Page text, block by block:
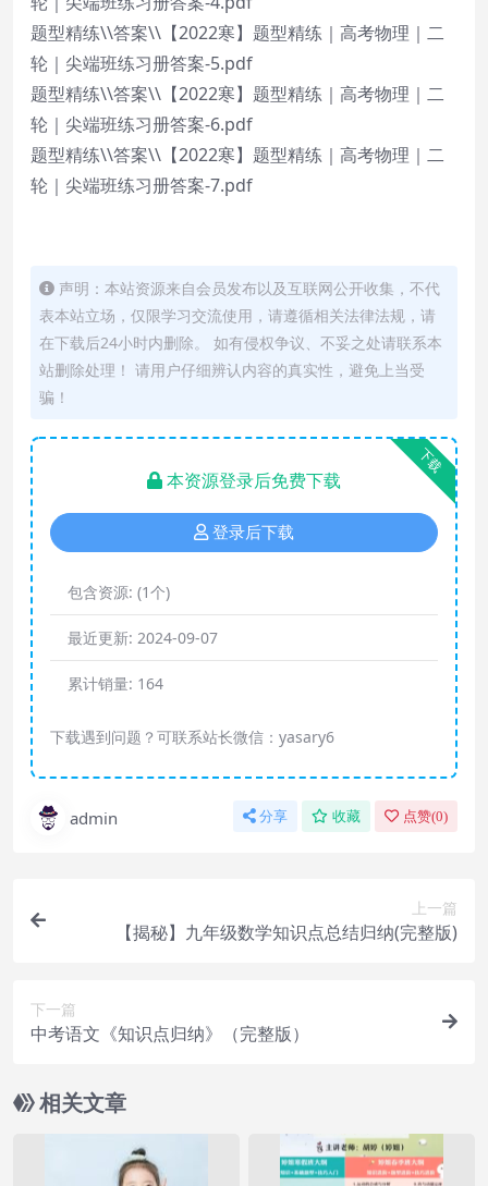
题型精练\\答案\\【2022寒】题型精练｜高考物理｜二
轮｜尖端班练习册答案-5.pdf
题型精练\\答案\\【2022寒】题型精练｜高考物理｜二
轮｜尖端班练习册答案-6.pdf
题型精练\\答案\\【2022寒】题型精练｜高考物理｜二
轮｜尖端班练习册答案-7.pdf
声明：本站资源来自会员发布以及互联网公开收集，不代
表本站立场，仅限学习交流使用，请遵循相关法律法规，请
在下载后24小时内删除。 如有侵权争议、不妥之处请联系本
站删除处理！ 请用户仔细辨认内容的真实性，避免上当受
骗！
下载
本资源登录后免费下载
登录后下载
包含资源: (1个)
最近更新: 2024-09-07
累计销量: 164
下载遇到问题？可联系站长微信：yasary6
admin 分享 收藏 点赞(0)
上一篇
【揭秘】九年级数学知识点总结归纳(完整版)
下一篇
中考语文《知识点归纳》（完整版）
相关文章